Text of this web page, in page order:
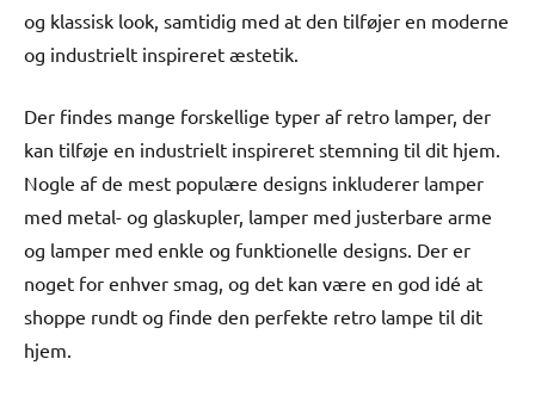
og klassisk look, samtidig med at den tilføjer en moderne
og industrielt inspireret æstetik.
Der findes mange forskellige typer af retro lamper, der
kan tilføje en industrielt inspireret stemning til dit hjem.
Nogle af de mest populære designs inkluderer lamper
med metal- og glaskupler, lamper med justerbare arme
og lamper med enkle og funktionelle designs. Der er
noget for enhver smag, og det kan være en god idé at
shoppe rundt og finde den perfekte retro lampe til dit
hjem.